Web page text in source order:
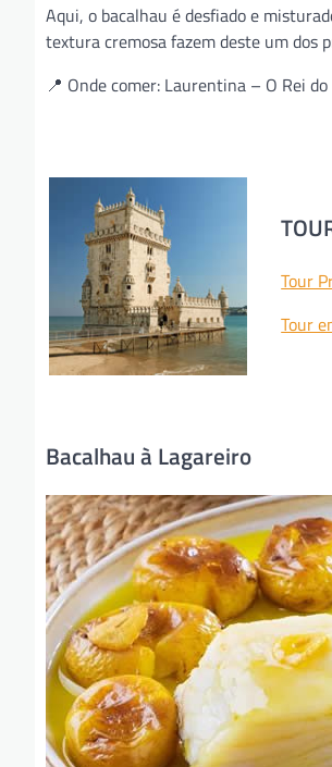
Aqui, o bacalhau é desfiado e
textura cremosa fazem deste um dos
📍 Onde comer: Laurentina – O Rei
Tour
Tour
Bacalhau à Lagareiro